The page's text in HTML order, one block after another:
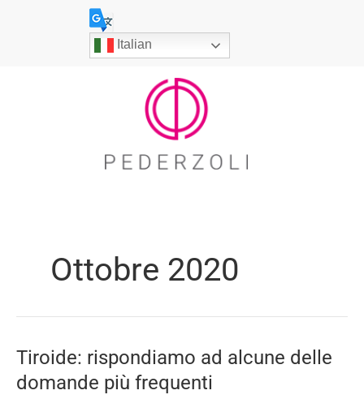
Italian
Ottobre 2020
Tiroide: rispondiamo ad alcune delle
domande più frequenti
Tiroide:
rispondiamo
ad